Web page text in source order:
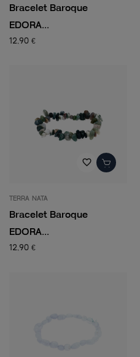
Bracelet Baroque
EDORA...
12,90 €
favorite_border
TERRA NATA
Bracelet Baroque
EDORA...
12,90 €